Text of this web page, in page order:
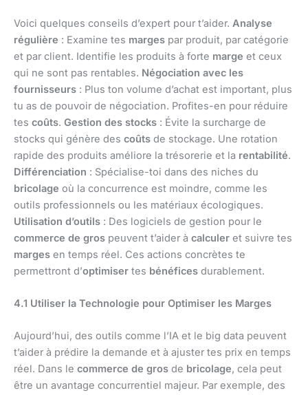
Voici quelques conseils d’expert pour t’aider. Analyse
régulière : Examine tes marges par produit, par catégorie
et par client. Identifie les produits à forte marge et ceux
qui ne sont pas rentables. Négociation avec les
fournisseurs : Plus ton volume d’achat est important, plus
tu as de pouvoir de négociation. Profites-en pour réduire
tes coûts. Gestion des stocks : Évite la surcharge de
stocks qui génère des coûts de stockage. Une rotation
rapide des produits améliore la trésorerie et la rentabilité.
Différenciation : Spécialise-toi dans des niches du
bricolage où la concurrence est moindre, comme les
outils professionnels ou les matériaux écologiques.
Utilisation d’outils : Des logiciels de gestion pour le
commerce de gros peuvent t’aider à calculer et suivre tes
marges en temps réel. Ces actions concrètes te
permettront d’optimiser tes bénéfices durablement.
4.1 Utiliser la Technologie pour Optimiser les Marges
Aujourd’hui, des outils comme l’IA et le big data peuvent
t’aider à prédire la demande et à ajuster tes prix en temps
réel. Dans le commerce de gros de bricolage, cela peut
être un avantage concurrentiel majeur. Par exemple, des